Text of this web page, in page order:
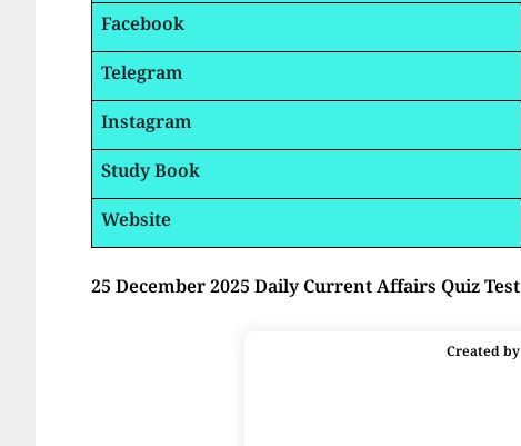
Facebook
Telegram
Instagram
Study Book
Website
25 December 2025 Daily Current Affairs Quiz Test
Created by